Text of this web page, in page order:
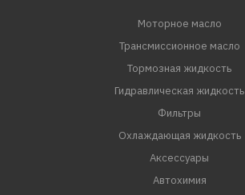
Моторное масло
Трансмиссионное масло
Тормозная жидкость
Гидравлическая жидкость
Фильтры
Охлаждающая жидкость
Аксессуары
Автохимия